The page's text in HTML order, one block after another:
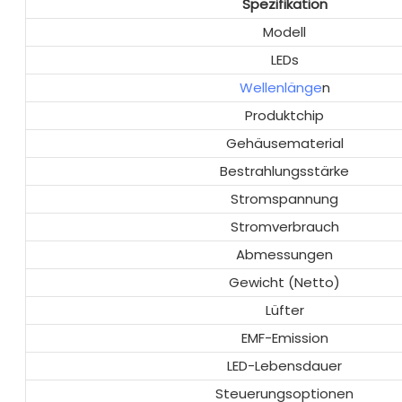
Spezifikation
Modell
LEDs
Wellenlängen
Produktchip
Gehäusematerial
Bestrahlungsstärke
Stromspannung
Stromverbrauch
Abmessungen
Gewicht (Netto)
Lüfter
EMF-Emission
LED-Lebensdauer
Steuerungsoptionen